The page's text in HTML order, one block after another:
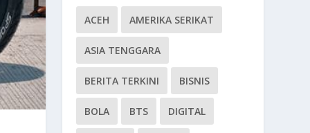
ACEH AMERIKA SERIKAT
ASIA TENGGARA
BERITA TERKINI BISNIS
BOLA BTS DIGITAL